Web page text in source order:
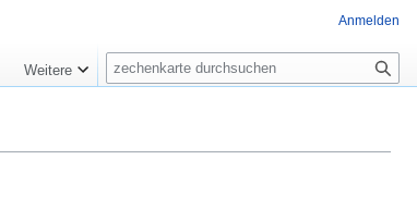
Anmelden
Weitere
Suche